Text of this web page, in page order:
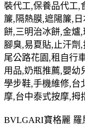
裝代工,保養品代工,
簾,隔熱膜,遮陽簾,
餅,三明治冰餅,金爐
腳臭,易夏貼,止汗劑
尾公路花園,租自行
用品,奶瓶推薦,嬰幼
學步鞋,手機維修,台
摩,台中泰式按摩,拇
BVLGARI寶格麗 羅